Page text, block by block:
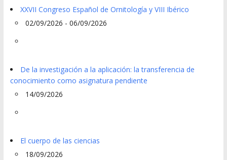
XXVII Congreso Español de Ornitología y VIII Ibérico
02/09/2026 - 06/09/2026
De la investigación a la aplicación: la transferencia de
conocimiento como asignatura pendiente
14/09/2026
El cuerpo de las ciencias
18/09/2026